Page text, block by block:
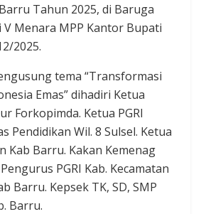
Tahun 2025, di Baruga
V Menara MPP Kantor Bupati
2025.
tema “Transformasi
Emas” dihadiri Ketua
Forkopimda. Ketua PGRI
Pendidikan Wil. 8 Sulsel. Ketua
Kab Barru. Kakan Kemenag
PGRI Kab. Kecamatan
Barru. Kepsek TK, SD, SMP
Barru.